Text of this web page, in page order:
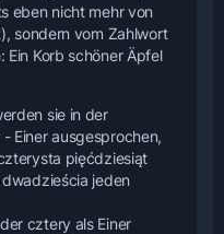
eben nicht mehr von
sondern vom Zahlwort
Korb schöner Äpfel
sie in der
Einer ausgesprochen,
pięćdziesiąt
jeden
cztery als Einer